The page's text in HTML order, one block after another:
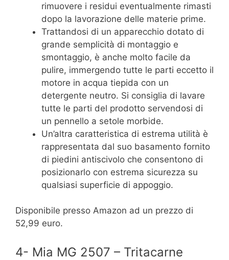
rimuovere i residui eventualmente rimasti
dopo la lavorazione delle materie prime.
Trattandosi di un apparecchio dotato di
grande semplicità di montaggio e
smontaggio, è anche molto facile da
pulire, immergendo tutte le parti eccetto il
motore in acqua tiepida con un
detergente neutro. Si consiglia di lavare
tutte le parti del prodotto servendosi di
un pennello a setole morbide.
Un’altra caratteristica di estrema utilità è
rappresentata dal suo basamento fornito
di piedini antiscivolo che consentono di
posizionarlo con estrema sicurezza su
qualsiasi superficie di appoggio.
Disponibile presso Amazon ad un prezzo di
52,99 euro.
4- Mia MG 2507 – Tritacarne